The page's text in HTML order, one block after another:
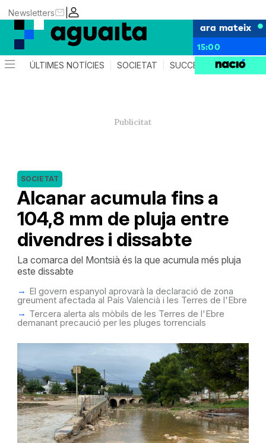
|
Newsletters
ara mateix
15:00
ÚLTIMES NOTÍCIES SOCIETAT SUCCESSOS AGENDA
Alcanar acumula fins a
104,8 mm de pluja entre
divendres i dissabte
SOCIETAT
La comarca del Montsià és la que acumula més pluja
este dissabte
El govern espanyol aprovarà la declaració de zona
greument afectada al País Valencià i les Terres de l'Ebre
Tercera alerta als mòbils de les Terres de l'Ebre
demanant precaució per les pluges torrencials